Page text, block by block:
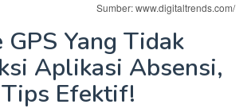
Sumber: www.digitaltrends.com/
GPS Yang Tidak
Aplikasi Absensi,
Tips Efektif!